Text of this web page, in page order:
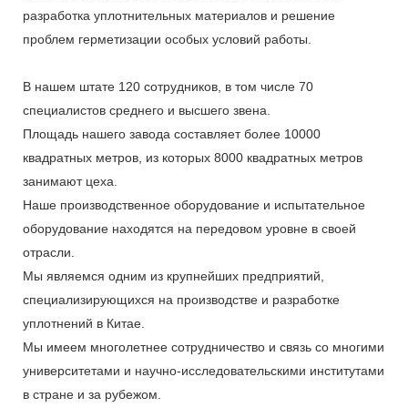
разработка уплотнительных материалов и решение
проблем герметизации особых условий работы.
В нашем штате 120 сотрудников, в том числе 70
специалистов среднего и высшего звена.
Площадь нашего завода составляет более 10000
квадратных метров, из которых 8000 квадратных метров
занимают цеха.
Наше производственное оборудование и испытательное
оборудование находятся на передовом уровне в своей
отрасли.
Мы являемся одним из крупнейших предприятий,
специализирующихся на производстве и разработке
уплотнений в Китае.
Мы имеем многолетнее сотрудничество и связь со многими
университетами и научно-исследовательскими институтами
в стране и за рубежом.